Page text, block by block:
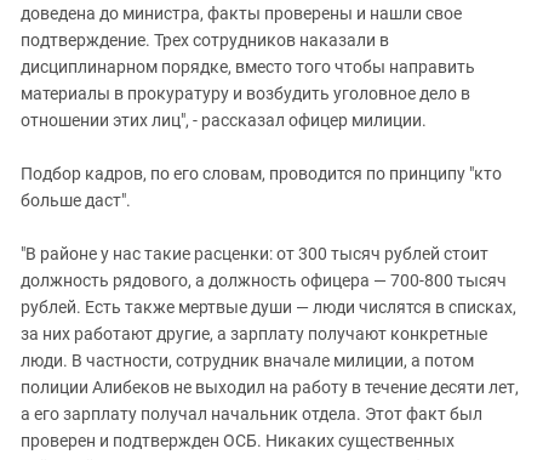
доведена до министра, факты проверены и нашли свое
подтверждение. Трех сотрудников наказали в
дисциплинарном порядке, вместо того чтобы направить
материалы в прокуратуру и возбудить уголовное дело в
отношении этих лиц", - рассказал офицер милиции.
Подбор кадров, по его словам, проводится по принципу "кто
больше даст".
"В районе у нас такие расценки: от 300 тысяч рублей стоит
должность рядового, а должность офицера — 700-800 тысяч
рублей. Есть также мертвые души — люди числятся в списках,
за них работают другие, а зарплату получают конкретные
люди. В частности, сотрудник вначале милиции, а потом
полиции Алибеков не выходил на работу в течение десяти лет,
а его зарплату получал начальник отдела. Этот факт был
проверен и подтвержден ОСБ. Никаких существенных